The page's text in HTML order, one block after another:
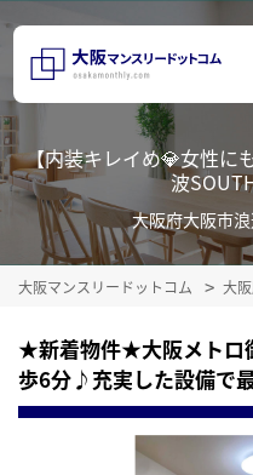
【内装キレイめ💎女性に
波
大阪府大阪市
大阪マンスリードットコム 大
★新着物件★大阪メトロ
歩6分♪充実した設備で